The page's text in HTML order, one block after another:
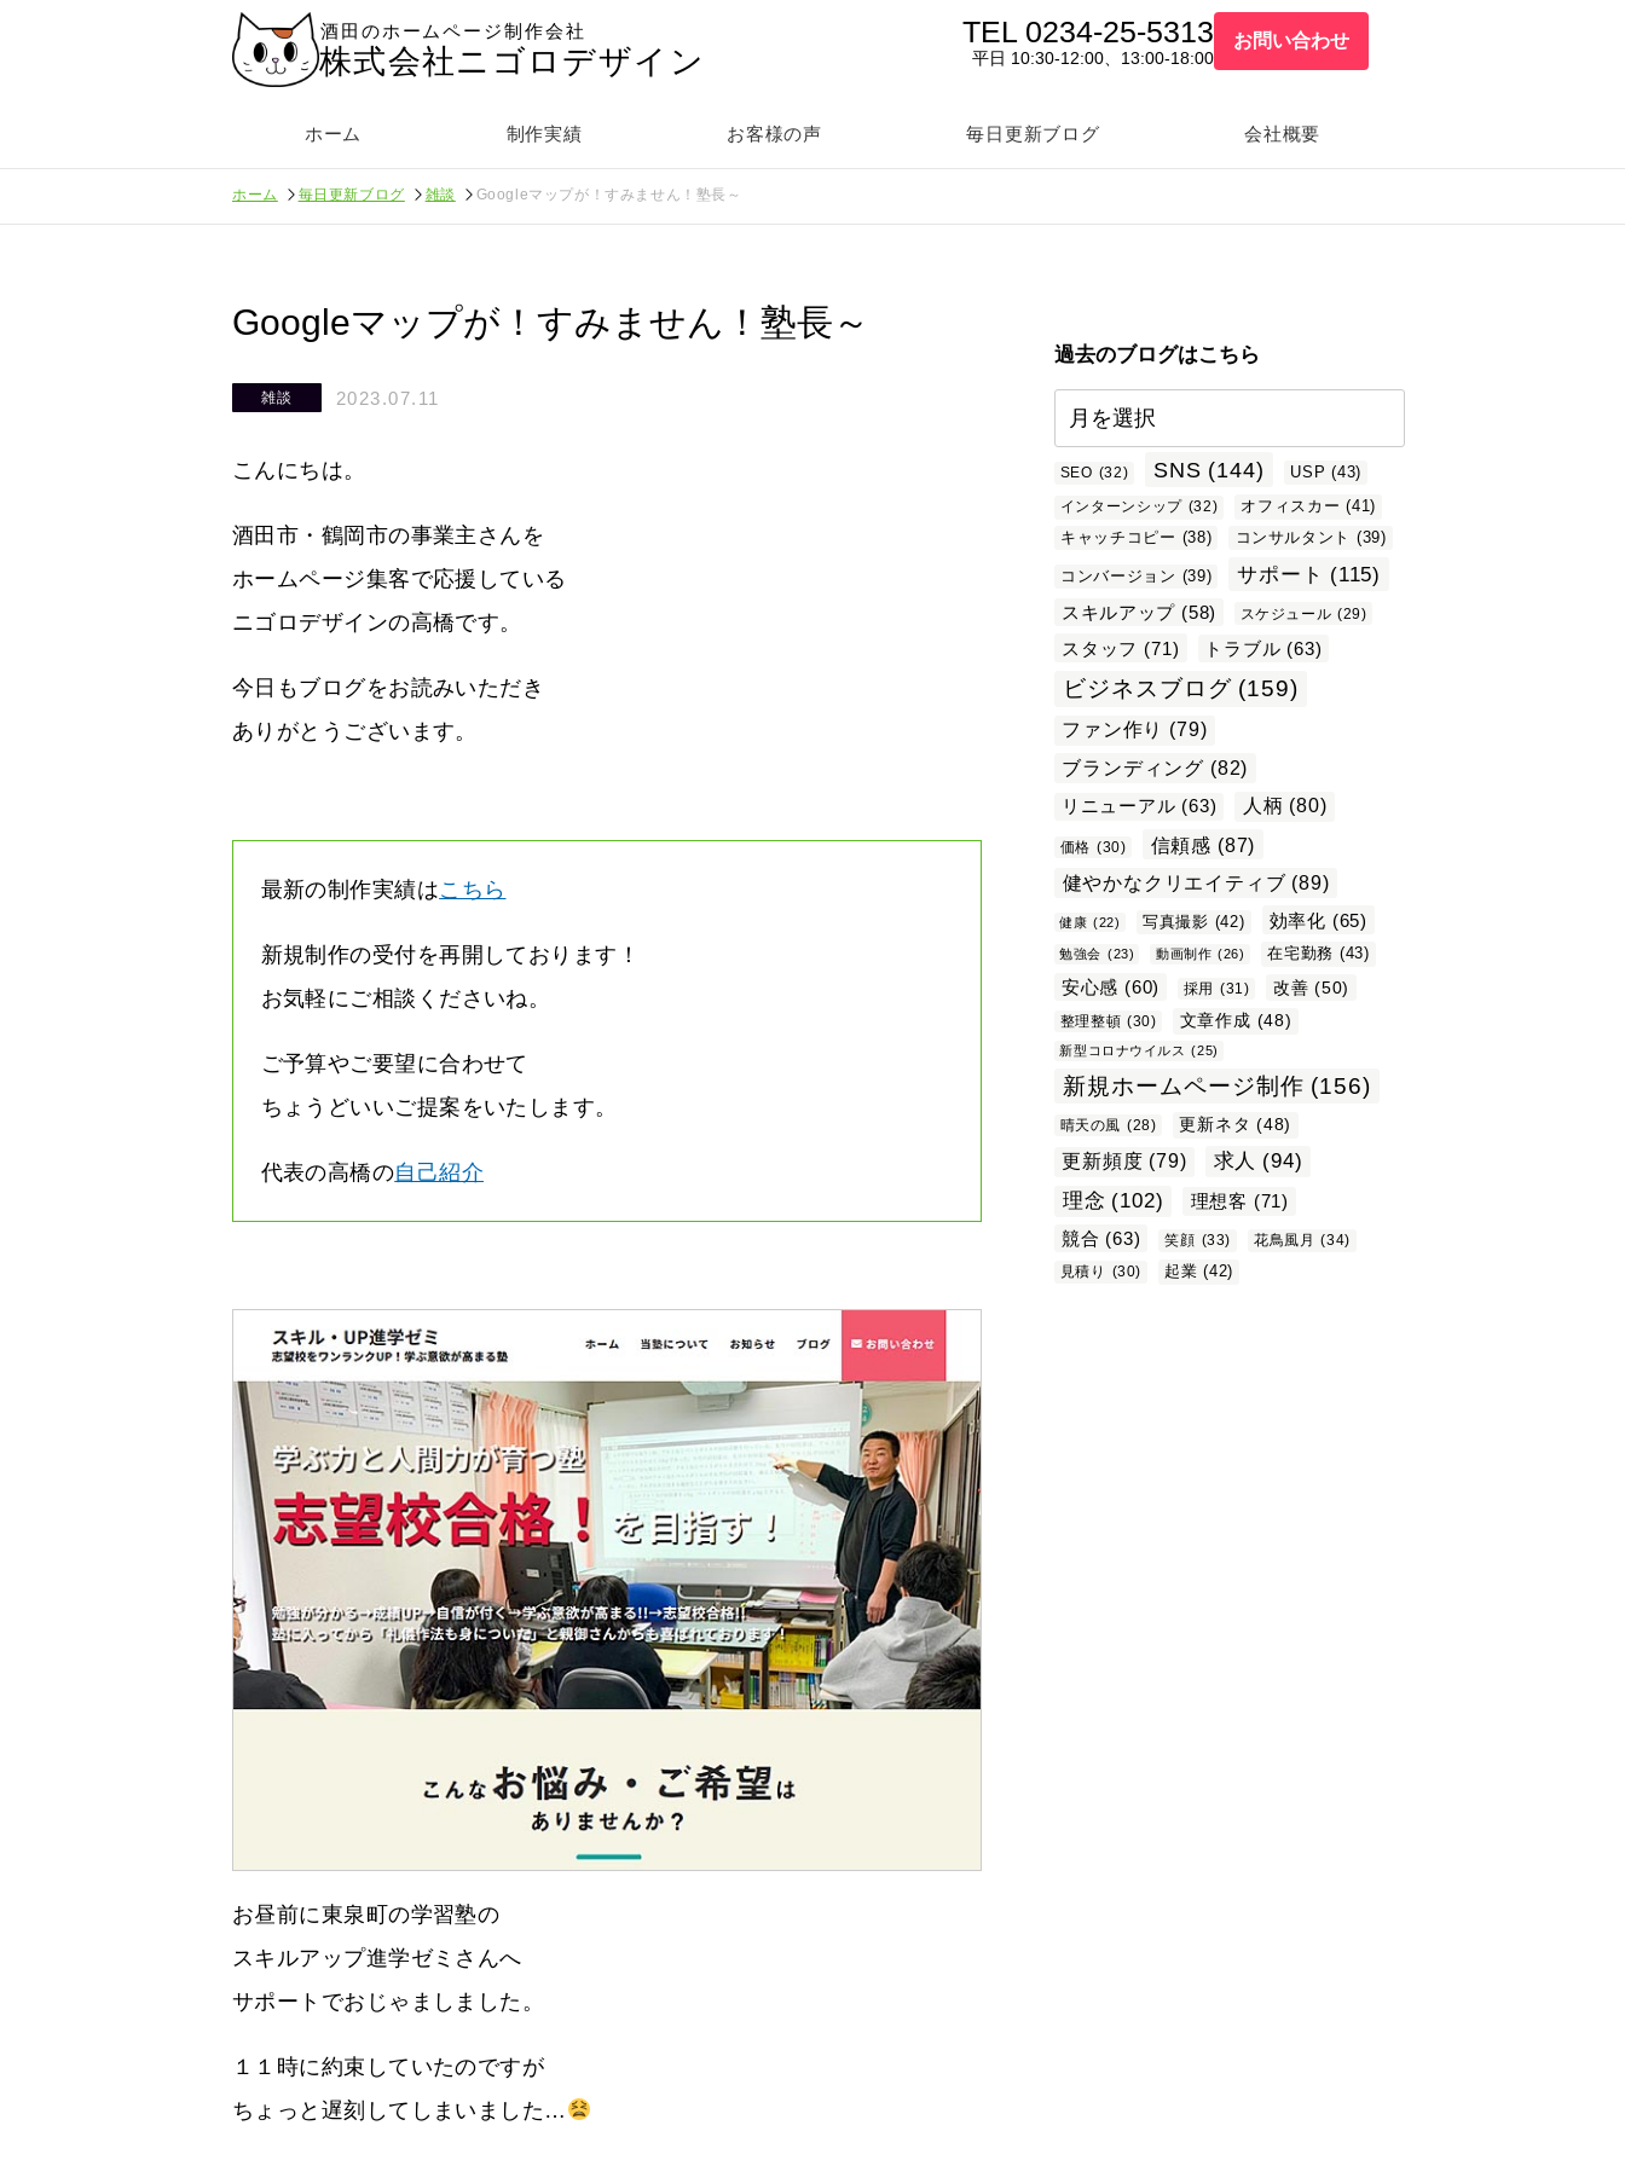
酒田のホームページ制作会社
株式会社ニゴロデザイン
TEL 0234-25-5313
平日 10:30-12:00、13:00-18:00
お問い合わせ
ホーム 制作実績 お客様の声 毎日更新ブログ 会社概要
ホーム 毎日更新ブログ 雑談 Googleマップが！すみません！塾長～
Googleマップが！すみません！塾長～
雑談 2023.07.11
こんにちは。
酒田市・鶴岡市の事業主さんを
ホームページ集客で応援している
ニゴロデザインの高橋です。
今日もブログをお読みいただき
ありがとうございます。
最新の制作実績はこちら
新規制作の受付を再開しております！
お気軽にご相談くださいね。
ご予算やご要望に合わせて
ちょうどいいご提案をいたします。
代表の高橋の自己紹介
お昼前に東泉町の学習塾の
スキルアップ進学ゼミさんへ
サポートでおじゃましました。
１１時に約束していたのですが
ちょっと遅刻してしまいました…
過去のブログはこちら
SEO (32) SNS (144) USP (43)
インターンシップ (32) オフィスカー (41)
キャッチコピー (38) コンサルタント (39)
コンバージョン (39) サポート (115)
スキルアップ (58) スケジュール (29)
スタッフ (71) トラブル (63)
ビジネスブログ (159)
ファン作り
(79)
ブランディング (82)
リニューアル (63) 人柄 (80)
価格 (30) 信頼感 (87)
健やかなクリエイティブ (89)
健康 (22) 写真撮影 (42) 効率化 (65)
勉強会 (23) 動画制作 (26) 在宅勤務 (43)
安心感 (60) 採用 (31) 改善 (50)
整理整頓 (30) 文章作成 (48)
新型コロナウイルス (25)
新規ホームページ制作 (156)
晴天の風 (28) 更新ネタ (48)
更新頻度 (79) 求人 (94)
理念 (102) 理想客 (71)
競合 (63) 笑顔 (33) 花鳥風月 (34)
見積り
(30) 起業 (42)